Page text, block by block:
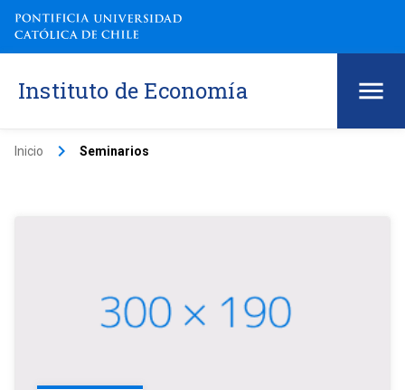
Instituto de Economía
Inicio keyboard_arrow_right Seminarios